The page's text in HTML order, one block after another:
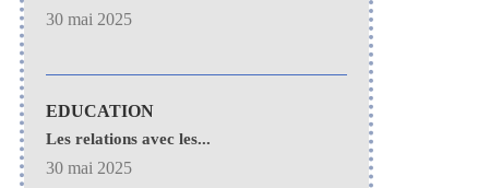
30 mai 2025
EDUCATION
Les relations avec les...
30 mai 2025